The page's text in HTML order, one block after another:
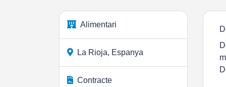
Alimentari
La Rioja, Espanya
Contracte